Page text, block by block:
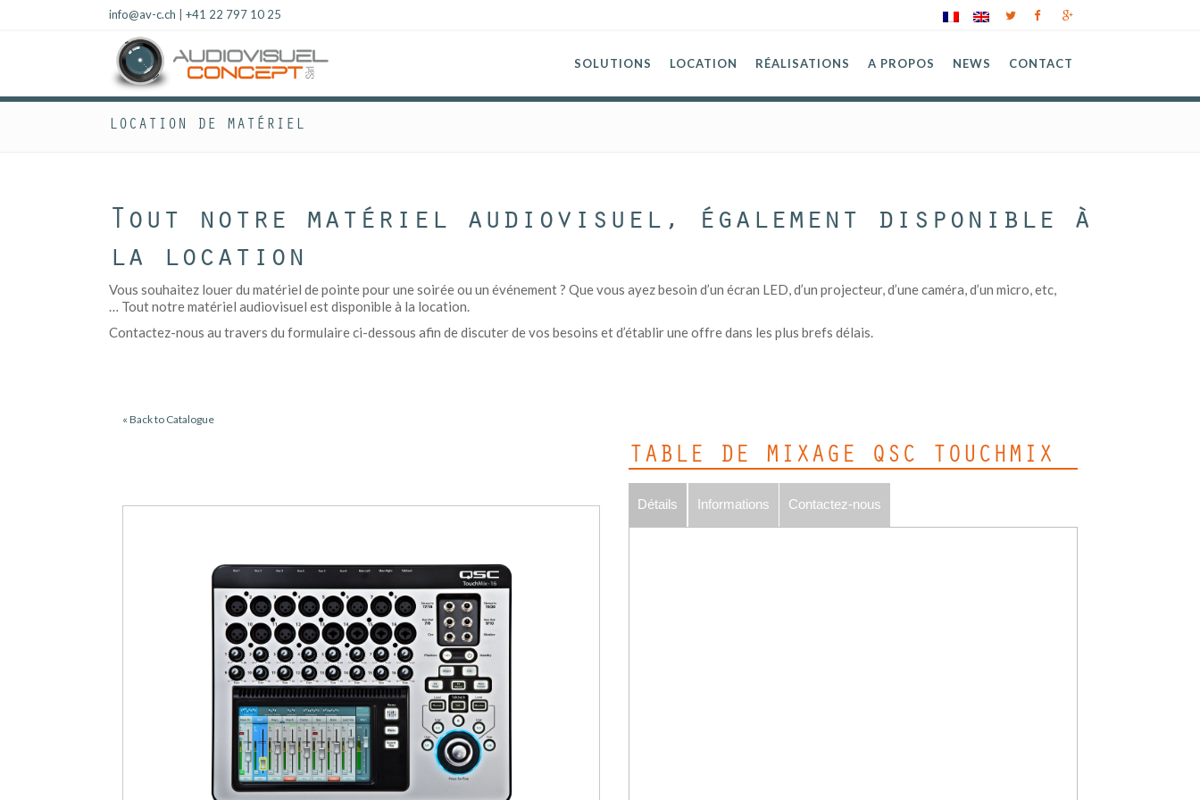
info@av-c.ch +41 22 797 10 25
SOLUTIONS LOCATION RÉALISATIONS A PROPOS NEWS CONTACT
LOCATION DE MATÉRIEL
Tout notre matériel audiovisuel, également disponible à
la location
Vous souhaitez louer du matériel de pointe pour une soirée ou un événement ? Que vous ayez besoin d’un écran LED, d’un projecteur, d’une caméra, d’un micro, etc,
… Tout notre matériel audiovisuel est disponible à la location.
Contactez-nous au travers du formulaire ci-dessous afin de discuter de vos besoins et d’établir une offre dans les plus brefs délais.
« Back to Catalogue
TABLE DE MIXAGE QSC TOUCHMIX
Détails Informations Contactez-nous